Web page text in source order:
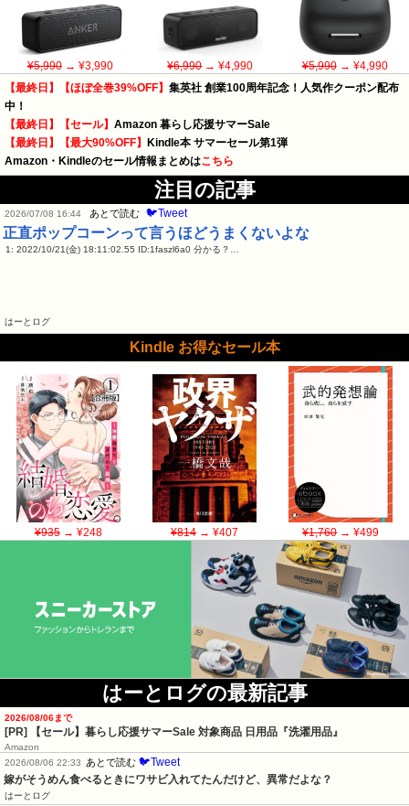
¥5,990→ ¥3,990 ¥6,990→ ¥4,990 ¥5,990→ ¥4,990
【最終日】【ほぼ全巻39%OFF】 集英社 創業100周年記念！人気作クーポン配布
中！
【最終日】【セール】 Amazon 暮らし応援サマーSale
【最終日】【最大90%OFF】
Kindle本 サマーセール第1弾
Amazon・Kindleのセール情報まとめはこちら
注目の記事
2026/07/08 16:44 あとで読む 🐦Tweet
正直ポップコーンって言うほどうまくないよな
1: 2022/10/21(金) 18:11:02.55 ID:1faszl6a0 分かる？…
はーとログ
Kindle お得なセール本
¥935→ ¥248 ¥814→ ¥407 ¥1,760→ ¥499
はーとログの最新記事
2026/08/06まで
[PR] 【セール】暮らし応援サマーSale 対象商品 日用品『洗濯用品』
Amazon
2026/08/06 22:33
あとで読む 🐦Tweet
嫁がそうめん食べるときにワサビ入れてたんだけど、異常だよな？
はーとログ